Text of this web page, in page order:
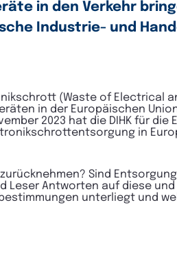
in den Verkehr
Industrie- und
(Waste of Electrical
in der Europäischen
2023 hat die DIHK für die
in
Sind
Leser Antworten auf diese
unterliegt und